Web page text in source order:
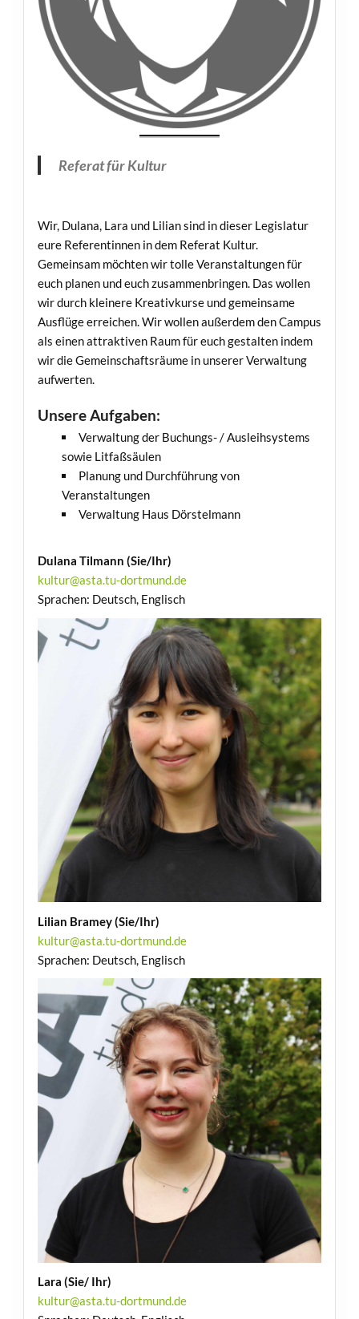
Referat für Kultur
Wir, Dulana, Lara und Lilian sind in dieser Legislatur
eure Referentinnen in dem Referat Kultur.
Gemeinsam möchten wir tolle Veranstaltungen für
euch planen und euch zusammenbringen. Das wollen
wir durch kleinere Kreativkurse und gemeinsame
Ausflüge erreichen. Wir wollen außerdem den Campus
als einen attraktiven Raum für euch gestalten indem
wir die Gemeinschaftsräume in unserer Verwaltung
aufwerten.
Unsere Aufgaben:
Verwaltung der Buchungs- / Ausleihsystems
sowie Litfaßsäulen
Planung und Durchführung von
Veranstaltungen
Verwaltung Haus Dörstelmann
Dulana Tilmann (Sie/Ihr)
kultur@asta.tu-dortmund.de
Sprachen: Deutsch, Englisch
Lilian Bramey (Sie/Ihr)
kultur@asta.tu-dortmund.de
Sprachen: Deutsch, Englisch
Lara (Sie/ Ihr)
kultur@asta.tu-dortmund.de